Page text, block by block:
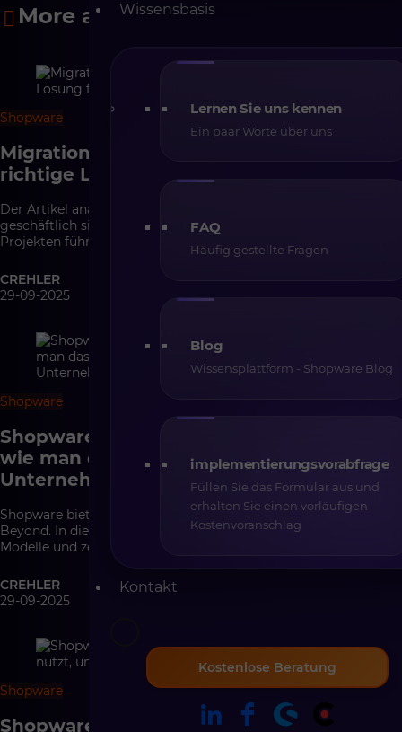
Wissensbasis
Lernen Sie uns kennen
Ein paar Worte über uns
FAQ
Häufig gestellte Fragen
Blog
Wissensplattform - Shopware Blog
implementierungsvorabfrage
Füllen Sie das Formular aus und
erhalten Sie einen vorläufigen
Kostenvoranschlag
Kontakt
Kostenlose Beratung
More articles
Shopware
Migration zu Shopware – ist das die
richtige Lösung für Ihr Unternehmen?
Der Artikel analysiert, wann eine Migration zu Shopware
geschäftlich sinnvoll ist, welche Fehler zu gescheiterten
Projekten führen und in welchen Szenarien die Plattform die
Skalierung des Vertriebs unterstützt.
CREHLER
29-09-2025
Shopware
Shopware Rise, Evolve, Beyond Lizenzen –
wie man das passende Modell für die
Unternehmensgröße wählt
Shopware bietet drei zentrale Lizenzmodelle: Rise, Evolve und
Beyond. In diesem Artikel erklären wir die Unterschiede der
Modelle und zeigen, wie Unternehmen die passende Lizenz für
CREHLER
29-09-2025
Shopware 5 min
Shopware für B2B – wie man B2B